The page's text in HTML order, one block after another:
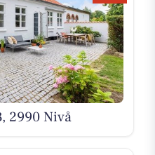
2990 Nivå